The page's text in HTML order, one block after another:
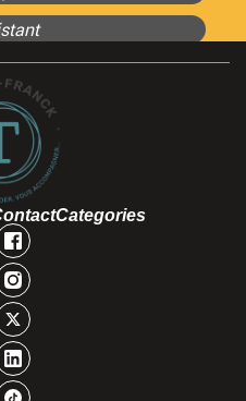
Categories